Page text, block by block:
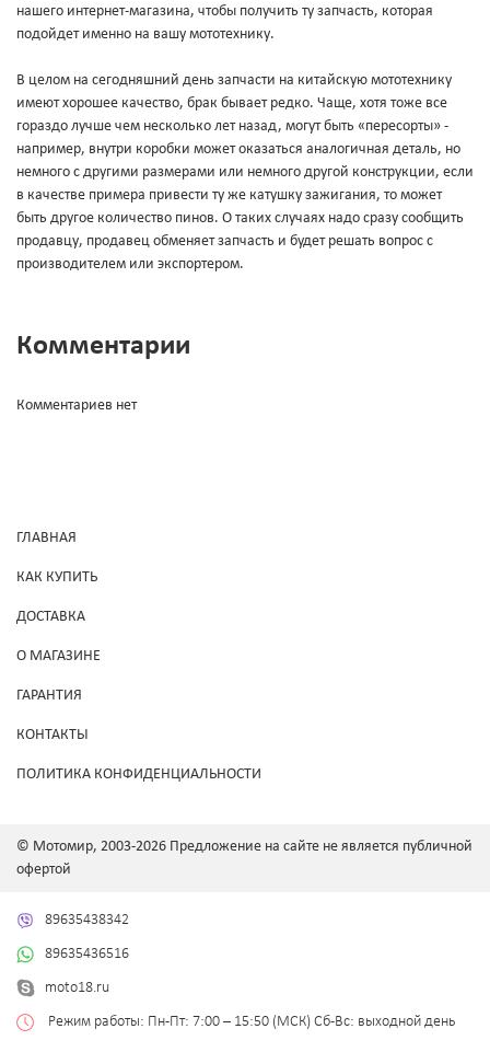
нашего интернет-магазина, чтобы получить ту запчасть, которая
подойдет именно на вашу мототехнику.
В целом на сегодняшний день запчасти на китайскую мототехнику
имеют хорошее качество, брак бывает редко. Чаще, хотя тоже все
гораздо лучше чем несколько лет назад, могут быть «пересорты» -
например, внутри коробки может оказаться аналогичная деталь, но
немного с другими размерами или немного другой конструкции, если
в качестве примера привести ту же катушку зажигания, то может
быть другое количество пинов. О таких случаях надо сразу сообщить
продавцу, продавец обменяет запчасть и будет решать вопрос с
производителем или экспортером.
Комментарии
Комментариев нет
ГЛАВНАЯ
КАК КУПИТЬ
ДОСТАВКА
О МАГАЗИНЕ
ГАРАНТИЯ
КОНТАКТЫ
ПОЛИТИКА КОНФИДЕНЦИАЛЬНОСТИ
© Мотомир, 2003-2026 Предложение на сайте не является публичной
офертой
89635438342
89635436516
moto18.ru
Режим работы: Пн-Пт: 7:00 – 15:50 (МСК) Сб-Вс: выходной день